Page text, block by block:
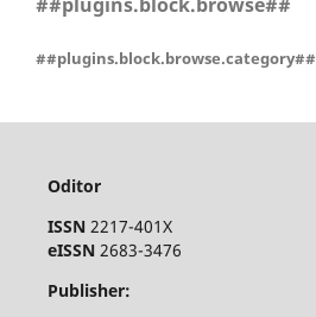
##plugins.block.browse.category##
Oditor
ISSN 2217-401X
eISSN 2683-3476
Publisher: